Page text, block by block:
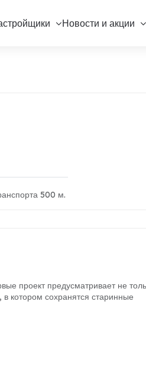
Новости и акции
500 м.
проект предусматривает не
котором сохранятся старинные